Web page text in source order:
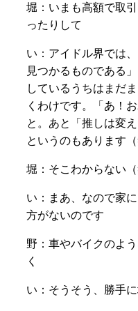
堀：いまも高額で取
ったりして
い：アイドル界では
見つかるものである
しているうちはまだ
くわけです。「あ！
と。あと「推しは変
というのもあります（
堀：そこわからない（
い：まあ、なので家
方がないのです
野：車やバイクのよ
く
い：そうそう、勝手に